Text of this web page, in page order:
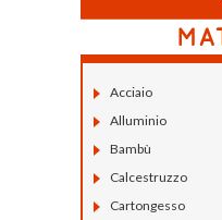
Acciaio
Alluminio
Bambù
Calcestruzzo
Cartongesso